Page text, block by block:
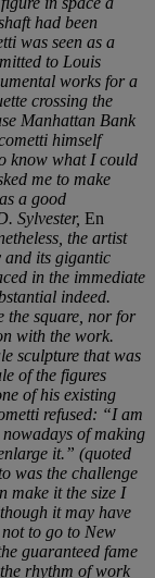
had been
was seen as a
to Louis
works for a
crossing the
Manhattan Bank
himself
know what I could
me to make
a good
Sylvester, En
the artist
and its gigantic
in the immediate
indeed.
the square, nor for
with the work.
sculpture that was
of the figures
of his existing
refused: “I am
of making
it.” (quoted
was the challenge
make it the size I
it may have
to go to New
guaranteed fame
rhythm of work